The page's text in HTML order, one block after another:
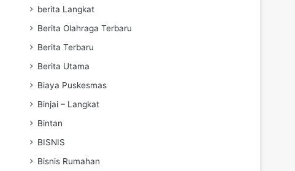
berita Langkat
Berita Olahraga Terbaru
Berita Terbaru
Berita Utama
Biaya Puskesmas
Binjai – Langkat
Bintan
BISNIS
Bisnis Rumahan